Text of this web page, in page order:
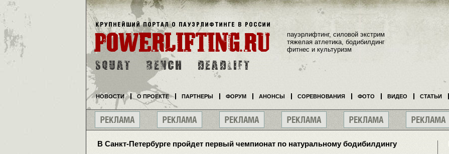
В Санкт-Петербурге пройдет первый чемпионат по натуральному бодибилдингу
пауэрлифтинг, силовой экстрим
тяжелая атлетика, бодибилдинг
фитнес и культуризм
НОВОСТИ О ПРОЕКТЕ ПАРТНЕРЫ ФОРУМ АНОНСЫ СОРЕВНОВАНИЯ ФОТО ВИДЕО СТАТЬИ